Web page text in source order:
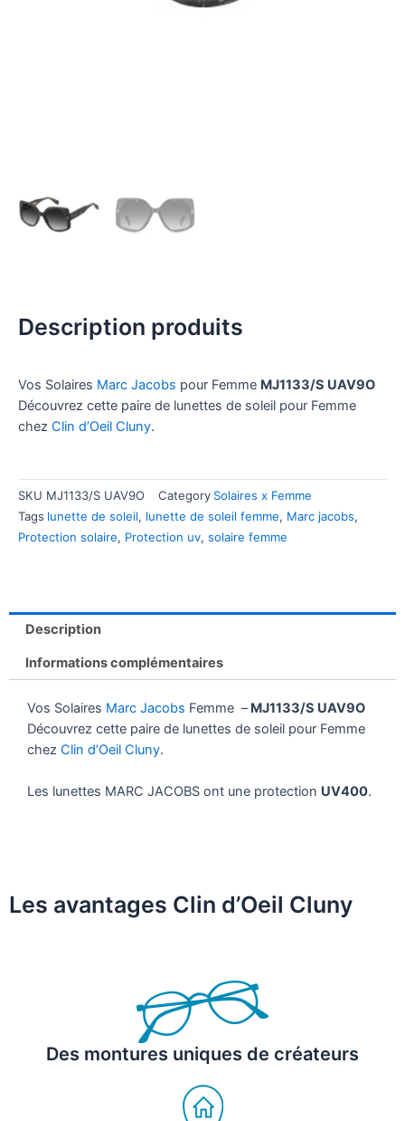
Description produits
Vos Solaires Marc Jacobs pour Femme MJ1133/S UAV9O
Découvrez cette paire de lunettes de soleil pour Femme
chez Clin d’Oeil Cluny.
SKU MJ1133/S UAV9O Category Solaires x Femme
Tags lunette de soleil, lunette de soleil femme, Marc jacobs,
Protection solaire, Protection uv, solaire femme
Description
Informations complémentaires
Vos Solaires Marc Jacobs Femme –MJ1133/S UAV9O
Découvrez cette paire de lunettes de soleil pour Femme
chez Clin d’Oeil Cluny.
Les lunettes MARC JACOBS ont une protection UV400.
Les avantages Clin d’Oeil Cluny
Des montures uniques de créateurs